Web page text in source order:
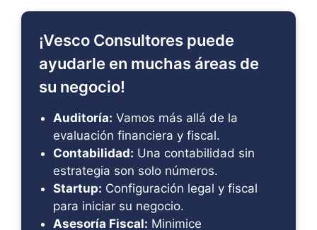
¡Vesco Consultores puede
ayudarle en muchas áreas de
su negocio!
Auditoría: Vamos más allá de la
evaluación financiera y fiscal.
Contabilidad: Una contabilidad sin
estrategia son solo números.
Startup: Configuración legal y fiscal
para iniciar su negocio.
Asesoría Fiscal: Minimice